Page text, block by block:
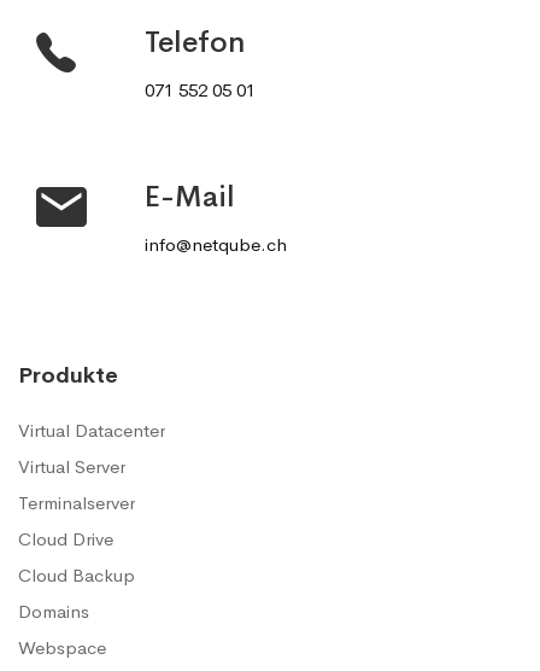
Telefon
071 552 05 01
E-Mail
info@netqube.ch
Produkte
Virtual Datacenter
Virtual Server
Terminalserver
Cloud Drive
Cloud Backup
Domains
Webspace